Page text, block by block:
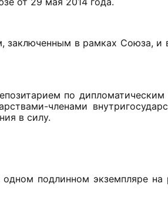
заключенным в рамках Союза, и
по дипломатическим
членами
в силу.
в одном подлинном экземпляре